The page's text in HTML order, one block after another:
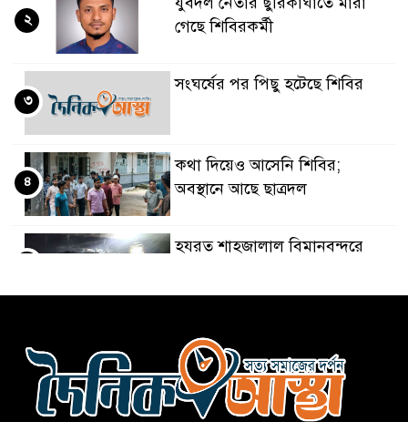
গেছে শিবিরকর্মী
২
সংঘর্ষের পর পিছু হটেছে শিবির
৩
কথা দিয়েও আসেনি শিবির;
অবস্থানে আছে ছাত্রদল
৪
হযরত শাহজালাল বিমানবন্দরে
কিশোর
৬
ভারত থেকে আসছে ২ দশমিক ৩